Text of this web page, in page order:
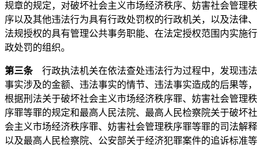
规章的规定，对破坏社会主义市场经济秩序、妨害社会管理秩
序以及其他违法行为具有行政处罚权的行政机关，以及法律、
法规授权的具有管理公共事务职能、在法定授权范围内实施行
政处罚的组织。
第三条行政执法机关在依法查处违法行为过程中，发现违法
事实涉及的金额、违法事实的情节、违法事实造成的后果等，
根据刑法关于破坏社会主义市场经济秩序罪、妨害社会管理秩
序罪等罪的规定和最高人民法院、最高人民检察院关于破坏社
会主义市场经济秩序罪、妨害社会管理秩序罪等罪的司法解释
以及最高人民检察院、公安部关于经济犯罪案件的追诉标准等